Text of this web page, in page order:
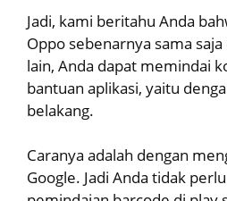
Jadi, kami beritahu Anda
Oppo sebenarnya sama
lain, Anda dapat memindai
bantuan aplikasi, yaitu
belakang.
Caranya adalah dengan
Google. Jadi Anda tidak